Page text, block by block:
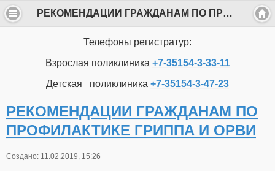
РЕКОМЕНДАЦИИ ГРАЖДАНАМ ПО ПРОФИЛАКТИКЕ ГРИППА И ОРВИ
Телефоны регистратур:
Взрослая поликлиника +7-35154-3-33-11
Детская поликлиника +7-35154-3-47-23
РЕКОМЕНДАЦИИ ГРАЖДАНАМ ПО
ПРОФИЛАКТИКЕ ГРИППА И ОРВИ
Создано: 11.02.2019, 15:26